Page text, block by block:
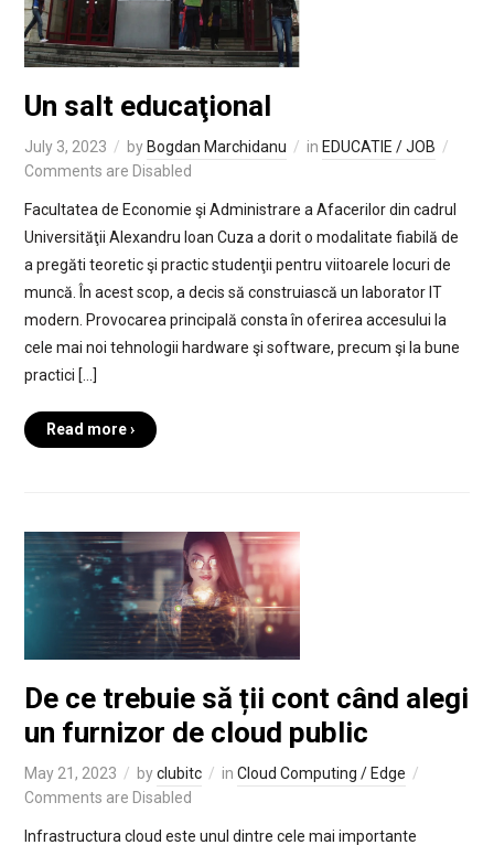
Un salt educaţional
July 3, 2023 by Bogdan Marchidanu in EDUCATIE / JOB
Comments are Disabled
Facultatea de Economie şi Administrare a Afacerilor din cadrul
Universităţii Alexandru Ioan Cuza a dorit o modalitate fiabilă de
a pregăti teoretic şi practic studenţii pentru viitoarele locuri de
muncă. În acest scop, a decis să construiască un laborator IT
modern. Provocarea principală consta în oferirea accesului la
cele mai noi tehnologii hardware şi software, precum şi la bune
practici […]
Read more ›
De ce trebuie să ții cont când alegi
un furnizor de cloud public
May 21, 2023 byclubitc in Cloud Computing / Edge
Comments are Disabled
Infrastructura cloud este unul dintre cele mai importante